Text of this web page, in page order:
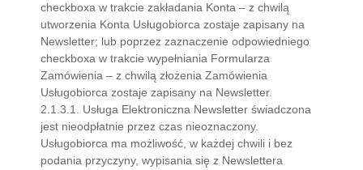
checkboxa w trakcie zakładania Konta – z chwilą
utworzenia Konta Usługobiorca zostaje zapisany na
Newsletter; lub poprzez zaznaczenie odpowiedniego
checkboxa w trakcie wypełniania Formularza
Zamówienia – z chwilą złożenia Zamówienia
Usługobiorca zostaje zapisany na Newsletter.
2.1.3.1. Usługa Elektroniczna Newsletter świadczona
jest nieodpłatnie przez czas nieoznaczony.
Usługobiorca ma możliwość, w każdej chwili i bez
podania przyczyny, wypisania się z Newslettera